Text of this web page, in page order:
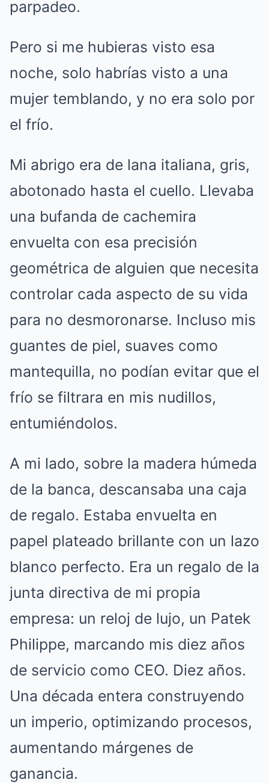
parpadeo.
Pero si me hubieras visto esa
noche, solo habrías visto a una
mujer temblando, y no era solo por
el frío.
Mi abrigo era de lana italiana, gris,
abotonado hasta el cuello. Llevaba
una bufanda de cachemira
envuelta con esa precisión
geométrica de alguien que necesita
controlar cada aspecto de su vida
para no desmoronarse. Incluso mis
guantes de piel, suaves como
mantequilla, no podían evitar que el
frío se filtrara en mis nudillos,
entumiéndolos.
A mi lado, sobre la madera húmeda
de la banca, descansaba una caja
de regalo. Estaba envuelta en
papel plateado brillante con un lazo
blanco perfecto. Era un regalo de la
junta directiva de mi propia
empresa: un reloj de lujo, un Patek
Philippe, marcando mis diez años
de servicio como CEO. Diez años.
Una década entera construyendo
un imperio, optimizando procesos,
aumentando márgenes de
ganancia.